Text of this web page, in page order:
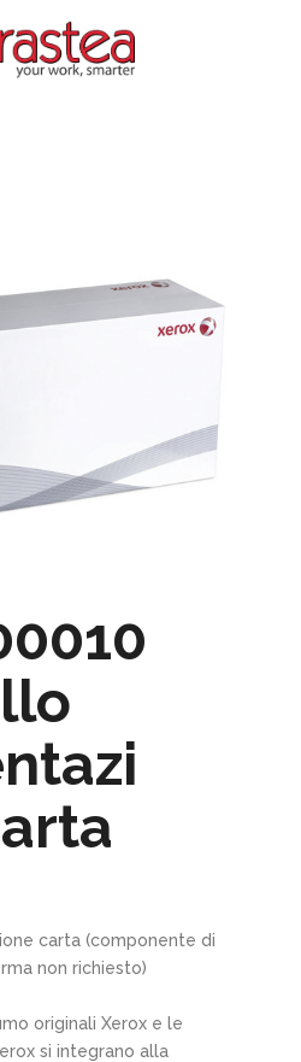
carta (componente di
non richiesto)
originali Xerox e le
si integrano alla